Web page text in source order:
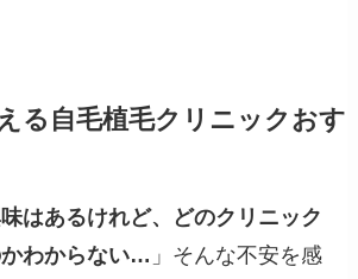
る自毛植毛クリニックおす
はあるけれど、どのクリニック
わからない… 」そんな不安を感